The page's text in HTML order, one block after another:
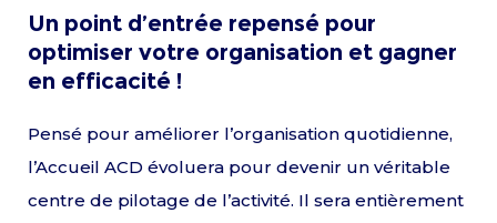
Un point d’entrée repensé pour
optimiser votre organisation et gagner
en efficacité !
Pensé pour améliorer l’organisation quotidienne,
l’Accueil ACD évoluera pour devenir un véritable
centre de pilotage de l’activité. Il sera entièrement